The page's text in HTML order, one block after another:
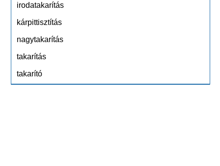
irodatakarítás
kárpittisztítás
nagytakarítás
takarítás
takarító